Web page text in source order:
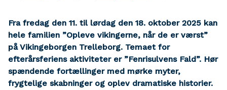
Fra fredag den 11. til lørdag den 18. oktober 2025 kan
hele familien ”Opleve vikingerne, når de er værst”
på Vikingeborgen Trelleborg. Temaet for
efterårsferiens aktiviteter er ”Fenrisulvens Fald”. Hør
spændende fortællinger med mørke myter,
frygtelige skabninger og oplev dramatiske historier.